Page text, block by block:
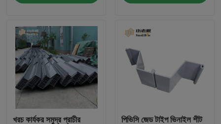
ব্লগ
উদ্ধৃতির জন্য আবেদন
এমবিবিআর ফিল্টার মিডিয়া
এমবিবিআর বায়ো মিডিয়া
খরচ কার্যকর সমুদ্র প্রাচীর পিভিসি জেড টাইপ ভিনাইল শীট